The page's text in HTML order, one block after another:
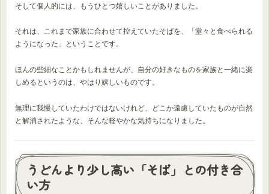
そして個人的には、もうひとつ嬉しいことがありました。
それは、これまで家族に合わせて控えていたそばを、「堂々と食べられる
ようになった」ということです。
ほんの些細なことかもしれませんが、自分の好きなものを家族と一緒に楽
しめるというのは、やはり嬉しいものです。
無理に我慢していたわけではないけれど、どこか遠慮していたものが自然
と解消されたような、そんな軽やかな気持ちになりました。
うどんより少し高い「そば」との付き合
い方